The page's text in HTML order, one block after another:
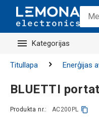
Kategorijas
Titullapa Enerģijas
BLUETTI
Produkta nr.: AC200PL